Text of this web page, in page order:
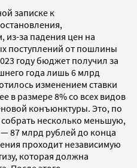
записке к
за падения цен на
поступлений от пошлины
году бюджет получил за
года лишь 6 млрд
изменением ставки
в размере 8% со всех видов
конъюнктуры. Это, по
несколько меньшую,
87 млрд рублей до конца
проходит независимую
которая должна